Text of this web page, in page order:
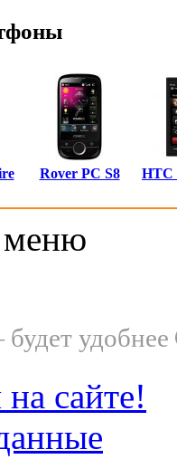
Rover PC S8 HTC
меню
удобнее
сайте!